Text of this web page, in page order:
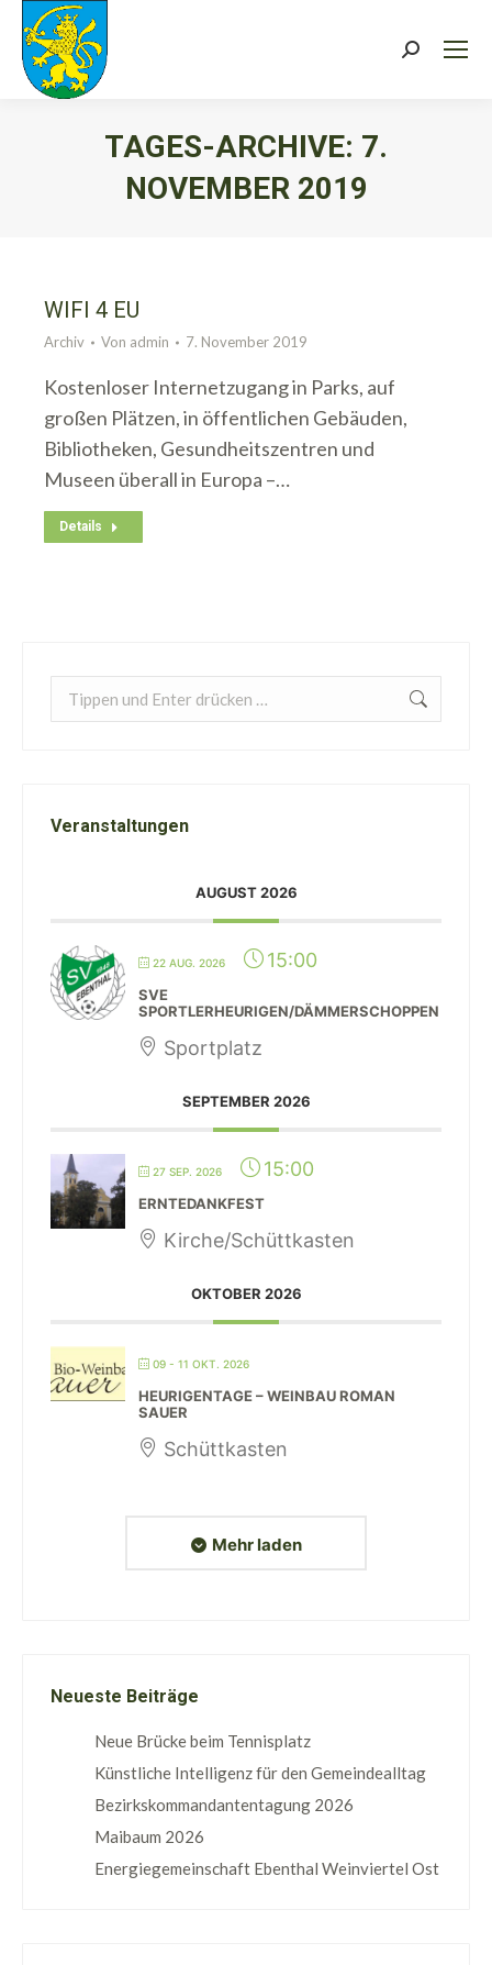
Search:
TAGES-ARCHIVE: 7.
NOVEMBER 2019
WIFI 4 EU
Archiv Von admin 7. November 2019
Kostenloser Internetzugang in Parks, auf
großen Plätzen, in öffentlichen Gebäuden,
Bibliotheken, Gesundheitszentren und
Museen überall in Europa –…
Details
Search:
Veranstaltungen
AUGUST 2026
22 AUG. 2026 15:00
SVE
SPORTLERHEURIGEN/DÄMMERSCHOPPEN
Sportplatz
SEPTEMBER 2026
27 SEP. 2026 15:00
ERNTEDANKFEST
Kirche/Schüttkasten
OKTOBER 2026
09 - 11 OKT. 2026
HEURIGENTAGE – WEINBAU ROMAN
SAUER
Schüttkasten
Mehr laden
Neueste Beiträge
Neue Brücke beim Tennisplatz
Künstliche Intelligenz für den Gemeindealltag
Bezirkskommandantentagung 2026
Maibaum 2026
Energiegemeinschaft Ebenthal Weinviertel Ost